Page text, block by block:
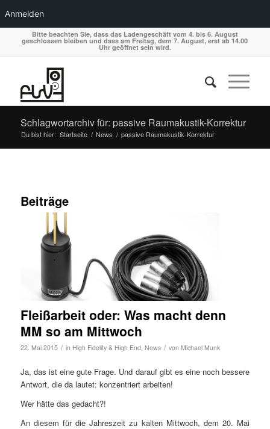
Anmelden
Bitte beachten Sie, dass das Ladengeschäft vom 4. bis 6. August
geschlossen bleiben und dass am Freitag, dem 7. August, erst ab 14.00
Uhr geöffnet sein wird.
Schlagwortarchiv für: passive Raumakustik-Korrektur
Du bist hier: Startseite / News / passive Raumakustik-Korrektur
Beiträge
Fleißarbeit oder: Was macht denn
MM so am Mittwoch
22. Mai 2015 / in High Fidelity & High End, News / von Michael Munk
Ja, das ist eine gute Frage. Und darauf gibt es eine noch bessere
Antwort, die da lautet: konzentriert arbeiten!
Wer hätte das gedacht?!
An diesem für die Jahreszeit zu kalten Mittwoch, dem 20. Mai